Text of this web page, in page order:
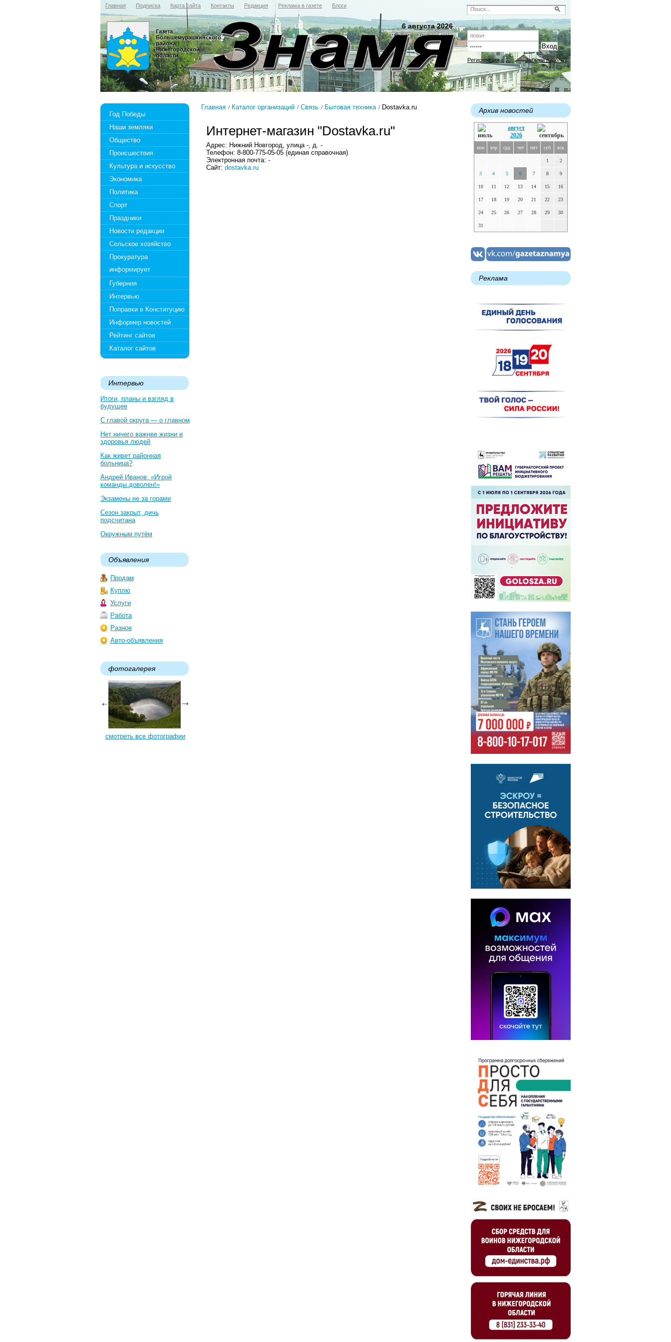
Главная Подписка Карта сайта Контакты Редакция Реклама в газете Блоги
Регистрация Забыли пароль?
6 августа 2026
Газета
Большемурашкинского
района
Нижегородской
области
Год Победы
Наши земляки
Общество
Происшествия
Культура и искусство
Экономика
Политика
Спорт
Праздники
Новости редакции
Сельское хозяйство
Прокуратура
информирует
Губерния
Интервью
Поправки в Конституцию
Информер новостей
Рейтинг сайтов
Каталог сайтов
Интервью
Итоги, планы и взгляд в
будущее
С главой округа — о главном
Нет ничего важнее жизни и
здоровья людей
Как живет районная
больница?
Андрей Иванов: «Игрой
команды доволен!»
Экзамены не за горами
Сезон закрыт, дичь
подсчитана
Окружным путём
Объявления
Продам
Куплю
Услуги
Работа
Разное
Авто-объявления
фотогалерея
смотреть все фотографии
Главная Каталог организаций Связь Бытовая техника Dostavka.ru
Интернет-магазин "Dostavka.ru"
Адрес: Нижний Новгород, улица -, д. -
Телефон: 8-800-775-05-05 (единая справочная)
Электронная почта: -
Сайт: dostavka.ru
Архив новостей
август
2026
пон втр срд чет пят суб вск
1 2
3 4 5 6 7 8 9
10 11 12 13 14 15 16
17 18 19 20 21 22 23
24 25 26 27 28 29 30
31
Реклама